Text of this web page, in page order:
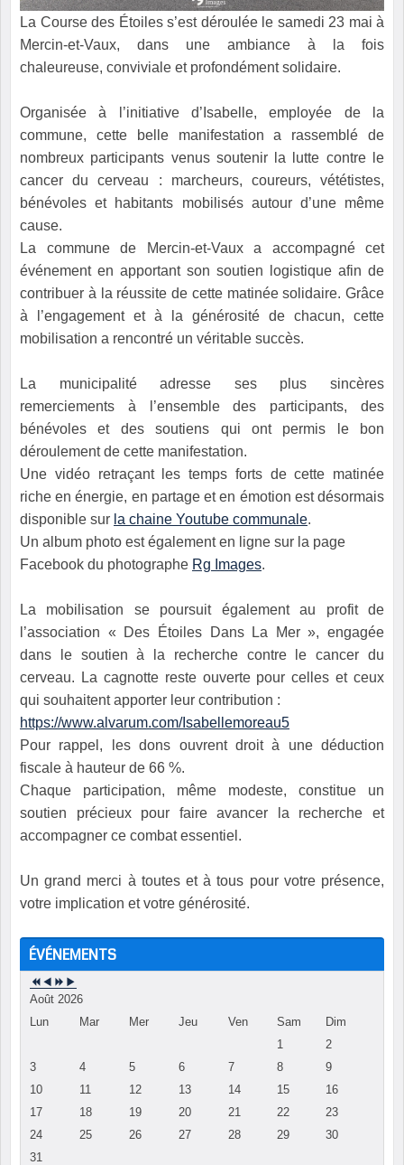
La Course des Étoiles s’est déroulée le samedi 23 mai à
Mercin-et-Vaux, dans une ambiance à la fois
chaleureuse, conviviale et profondément solidaire.
Organisée à l’initiative d’Isabelle, employée de la
commune, cette belle manifestation a rassemblé de
nombreux participants venus soutenir la lutte contre le
cancer du cerveau : marcheurs, coureurs, vététistes,
bénévoles et habitants mobilisés autour d’une même
cause.
La commune de Mercin-et-Vaux a accompagné cet
événement en apportant son soutien logistique afin de
contribuer à la réussite de cette matinée solidaire. Grâce
à l’engagement et à la générosité de chacun, cette
mobilisation a rencontré un véritable succès.
La municipalité adresse ses plus sincères
remerciements à l’ensemble des participants, des
bénévoles et des soutiens qui ont permis le bon
déroulement de cette manifestation.
Une vidéo retraçant les temps forts de cette matinée
riche en énergie, en partage et en émotion est désormais
disponible sur la chaine Youtube communale.
Un album photo est également en ligne sur la page
Facebook du photographe Rg Images.
La mobilisation se poursuit également au profit de
l’association « Des Étoiles Dans La Mer », engagée
dans le soutien à la recherche contre le cancer du
cerveau. La cagnotte reste ouverte pour celles et ceux
qui souhaitent apporter leur contribution :
https://www.alvarum.com/Isabellemoreau5
Pour rappel, les dons ouvrent droit à une déduction
fiscale à hauteur de 66 %.
Chaque participation, même modeste, constitue un
soutien précieux pour faire avancer la recherche et
accompagner ce combat essentiel.
Un grand merci à toutes et à tous pour votre présence,
votre implication et votre générosité.
ÉVÉNEMENTS
Août 2026
Lun
Mar Mer Jeu Ven Sam
Dim
1
2
3
4 5 6 7 8
9
10
11 12 13 14 15
16
17
18 19 20 21 22
23
24
25 26 27 28 29
30
31